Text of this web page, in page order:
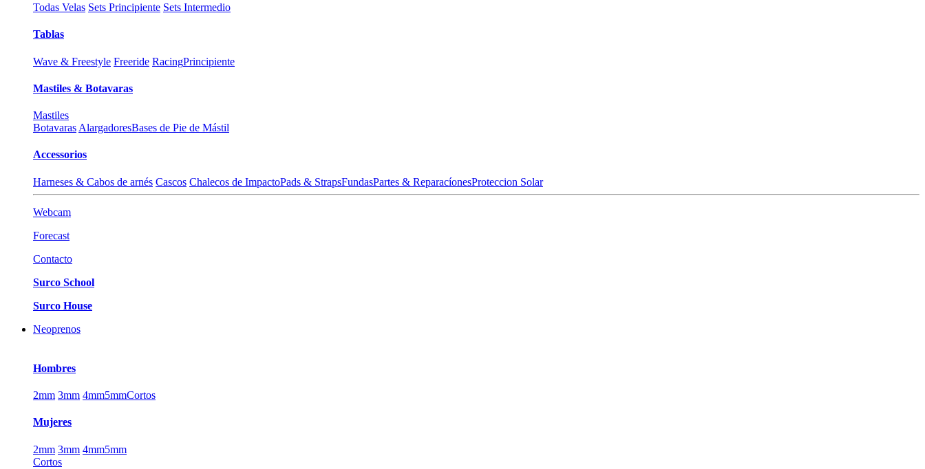
Todas Velas Sets Principiente Sets Intermedio
Tablas
Wave & Freestyle Freeride RacingPrincipiente
Mastiles & Botavaras
Mastiles
Botavaras AlargadoresBases de Pie de Mástil
Accessorios
Harneses & Cabos de arnés Cascos Chalecos de ImpactoPads & StrapsFundasPartes & ReparacíonesProteccion Solar
Webcam
Forecast
Contacto
Surco School
Surco House
Neoprenos
Hombres
2mm 3mm 4mm5mmCortos
Mujeres
2mm 3mm 4mm5mm
Cortos